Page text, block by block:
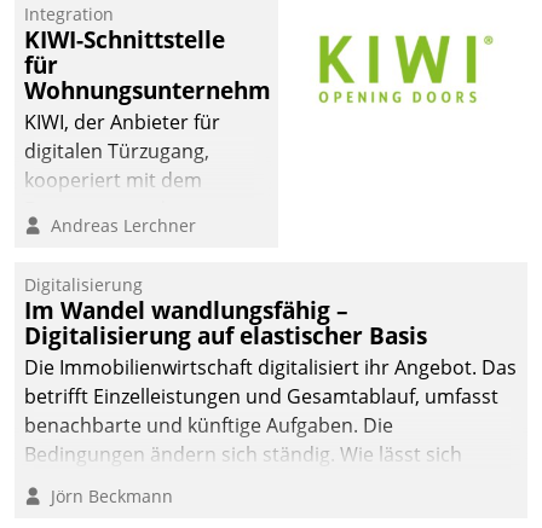
Datatrain. Die meravis
Wohnungsbau- und
Immobilien GmbH hat
sich dabei für den Betrieb
der Lösung über die SAP
Cloud Platform
Unternehmen am
Integration
KIWI-Schnittstelle
für
Wohnungsunternehmen
KIWI, der Anbieter für
digitalen Türzugang,
kooperiert mit dem
Softwareentwicklungshaus
Andreas Lerchner
Digitalisierung
Im Wandel wandlungsfähig –
Digitalisierung auf elastischer Basis
Die Immobilienwirtschaft digitalisiert ihr Angebot. Das
betrifft Einzelleistungen und Gesamtablauf, umfasst
benachbarte und künftige Aufgaben. Die
Bedingungen ändern sich ständig. Wie lässt sich
technisch die Kontrolle wahren und zugleich Freiraum
fürs Wachsen öffnen?
Jörn Beckmann